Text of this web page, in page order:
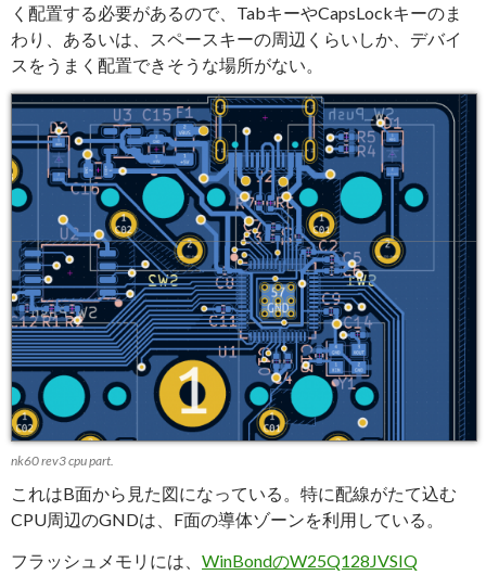
く配置する必要があるので、TabキーやCapsLockキーのま
わり、あるいは、スペースキーの周辺くらいしか、デバイ
スをうまく配置できそうな場所がない。
nk60 rev3 cpu part.
これはB面から見た図になっている。特に配線がたて込む
CPU周辺のGNDは、F面の導体ゾーンを利用している。
フラッシュメモリには、 WinBondのW25Q128JVSIQ